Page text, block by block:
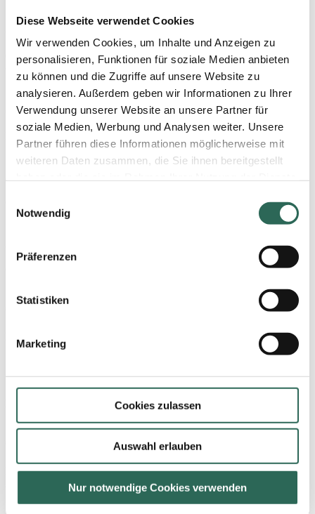
Diese Webseite verwendet Cookies
Wir verwenden Cookies, um Inhalte und Anzeigen zu
personalisieren, Funktionen für soziale Medien anbieten
zu können und die Zugriffe auf unsere Website zu
analysieren. Außerdem geben wir Informationen zu Ihrer
Verwendung unserer Website an unsere Partner für
soziale Medien, Werbung und Analysen weiter. Unsere
Partner führen diese Informationen möglicherweise mit
weiteren Daten zusammen, die Sie ihnen bereitgestellt
Cookies, wenn Sie unsere Webseite weiterhin nutzen.
Notwendig
Präferenzen
Statistiken
Marketing
Cookies zulassen
Auswahl erlauben
Nur notwendige Cookies verwenden
220 Mono
Große, kurze Schreibfeder ohne Tintenleitsystem
380 Triple
Extra große Schreibfeder, inklusive Tintenleitsystem
Mittelgroße, breite Schreibfeder, inklusive Tintenleitsystem
180 Triple
Mittelgroße, schmale Schreibfeder, inklusive Tintenleitsystem
Kleine Schreibfeder, inklusive Tintenleitsystem
Als Hersteller von Schreibfedern liefern wir auch komplette